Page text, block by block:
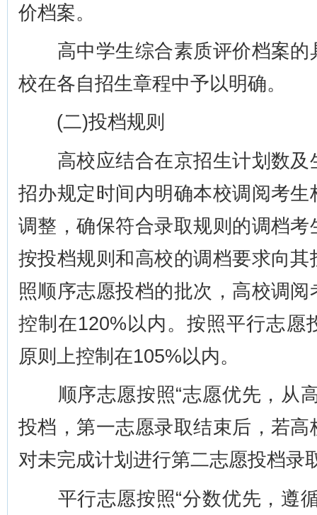
价档案。
高中学生综合素质评价档案的
校在各自招生章程中予以明确。
(二)投档规则
高校应结合在京招生计划数及
招办规定时间内明确本校调阅考
调整，确保符合录取规则的调档
按投档规则和高校的调档要求向
照顺序志愿投档的批次，高校调
控制在120%以内。按照平行志愿
原则上控制在105%以内。
顺序志愿按照“志愿优先，从高
投档，第一志愿录取结束后，若
对未完成计划进行第二志愿投档录
平行志愿按照“分数优先，遵循